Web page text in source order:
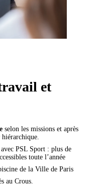
et
selon les missions et après
hiérarchique.
avec PSL Sport : plus de
toute l’année
de la Ville de Paris
au Crous.